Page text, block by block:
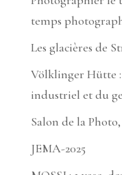
temps
Les glacières de
Völklinger Hütte
industriel et du
Salon de la Photo,
JEMA-2025